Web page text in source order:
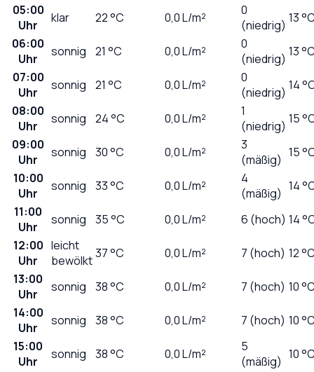
05:00
Uhr
klar 22°C 0,0L/m²
0
(niedrig) 13
06:00
Uhr
sonnig 21 °C 0,0L/m²
0
(niedrig) 13
07:00
Uhr
sonnig 21 °C 0,0L/m²
0
(niedrig) 14
08:00
Uhr
sonnig 24°C 0,0L/m²
1
(niedrig) 15
09:00
Uhr
sonnig 30°C 0,0L/m²
3
(mäßig) 15
10:00
Uhr
sonnig 33°C 0,0L/m²
4
(mäßig) 14
11:00
Uhr
sonnig 35°C 0,0L/m² 6 (hoch) 14
12:00
Uhr
leicht
bewölkt37°C 0,0L/m² 7 (hoch) 12
13:00
Uhr
sonnig 38°C 0,0L/m² 7 (hoch) 10
14:00
Uhr
sonnig 38°C 0,0L/m² 7 (hoch) 10
15:00
Uhr
sonnig 38°C 0,0L/m²
5
(mäßig) 10